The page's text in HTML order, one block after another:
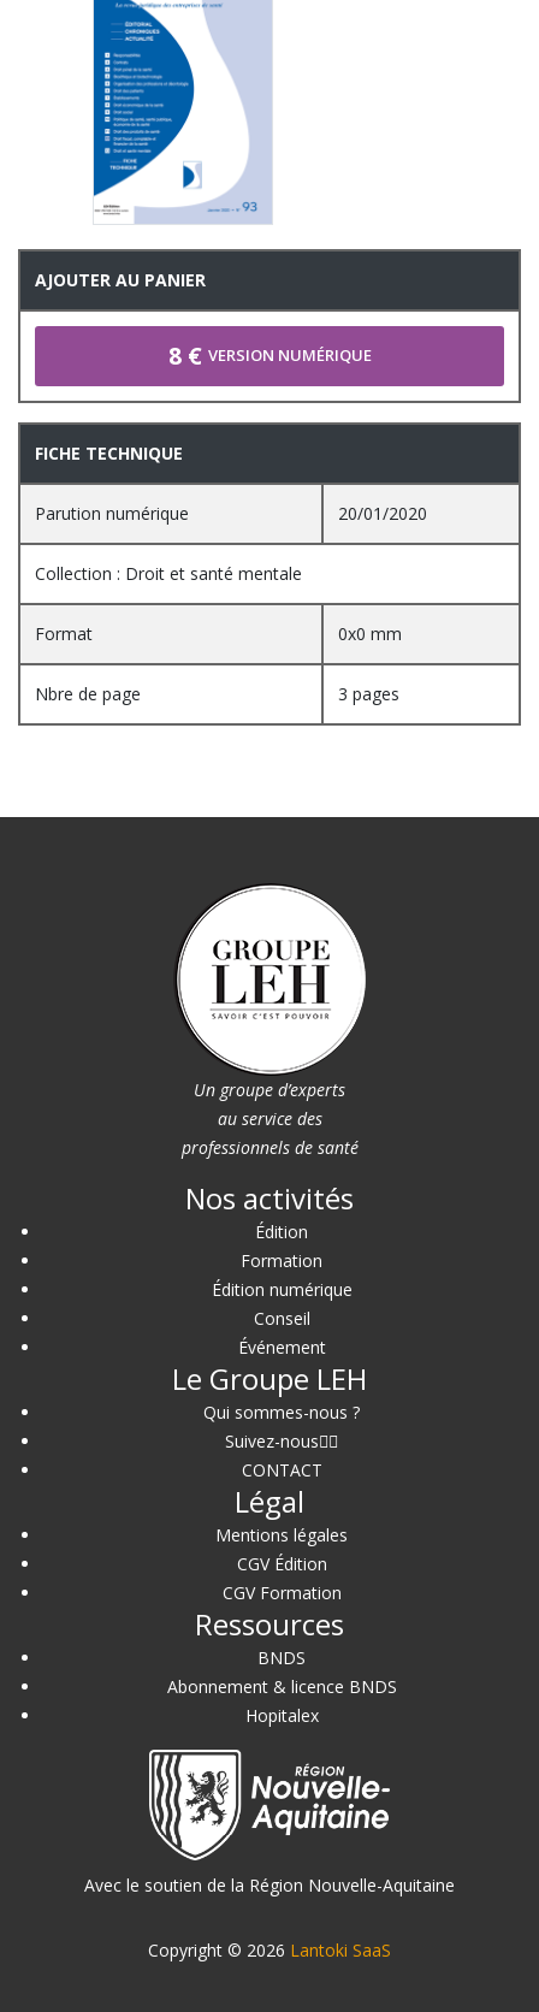
AJOUTER AU PANIER
8 € VERSION NUMÉRIQUE
FICHE TECHNIQUE
Parution numérique 20/01/2020
Collection : Droit et santé mentale
Format 0x0 mm
Nbre de page 3 pages
Un groupe d’experts
au service des
professionnels de santé
Nos activités
Édition
Formation
Édition numérique
Conseil
Événement
Le Groupe LEH
Qui sommes-nous ?
Suivez-nous
CONTACT
Légal
Mentions légales
CGV Édition
CGV Formation
Ressources
BNDS
Abonnement & licence BNDS
Hopitalex
Avec le soutien de la Région Nouvelle-Aquitaine
Copyright © 2026 Lantoki SaaS